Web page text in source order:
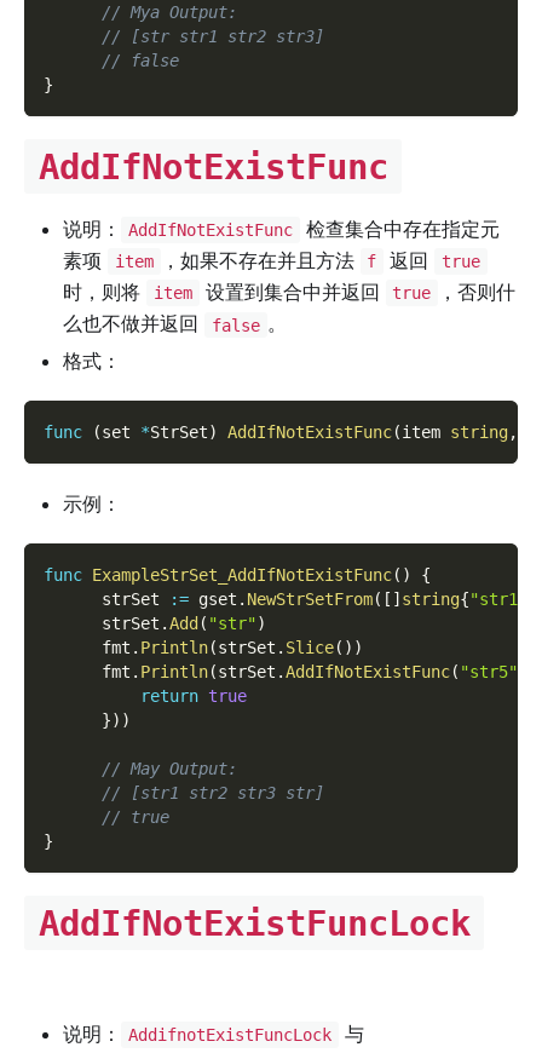
// Mya Output:
// [str str1 str2 str3]
// false
}
AddIfNotExistFunc
说明： AddIfNotExistFunc
检查集合中存在指定元
素项
item ，如果不存在并且方法 f 返回 true
时，则将 item 设置到集合中并返回 true
，否则什
么也不做并返回
false 。
格式：
func (set *StrSet) AddIfNotExistFunc(item string,
示例：
func ExampleStrSet_AddIfNotExistFunc( )
{
      strSet
:= gset . NewStrSetFrom( [ ]string{"str1"
      strSet
.Add( "str")
      fmt
. Println(strSet . Slice( ) )
      fmt
. Println(strSet .AddIfNotExistFunc( "str5"
return true
}) )
// May Output:
// [str1 str2 str3 str]
// true
}
AddIfNotExistFuncLock
说明： AddifnotExistFuncLock
与